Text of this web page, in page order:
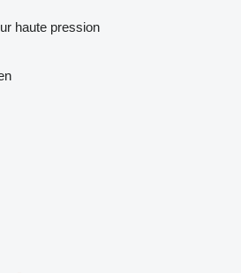
haute pression